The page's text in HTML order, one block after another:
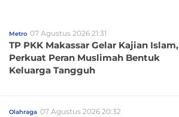
Metro 07 Agustus 2026 21:31
TP PKK Makassar Gelar Kajian Islam,
Perkuat Peran Muslimah Bentuk
Keluarga Tangguh
Olahraga 07 Agustus 2026 20:32